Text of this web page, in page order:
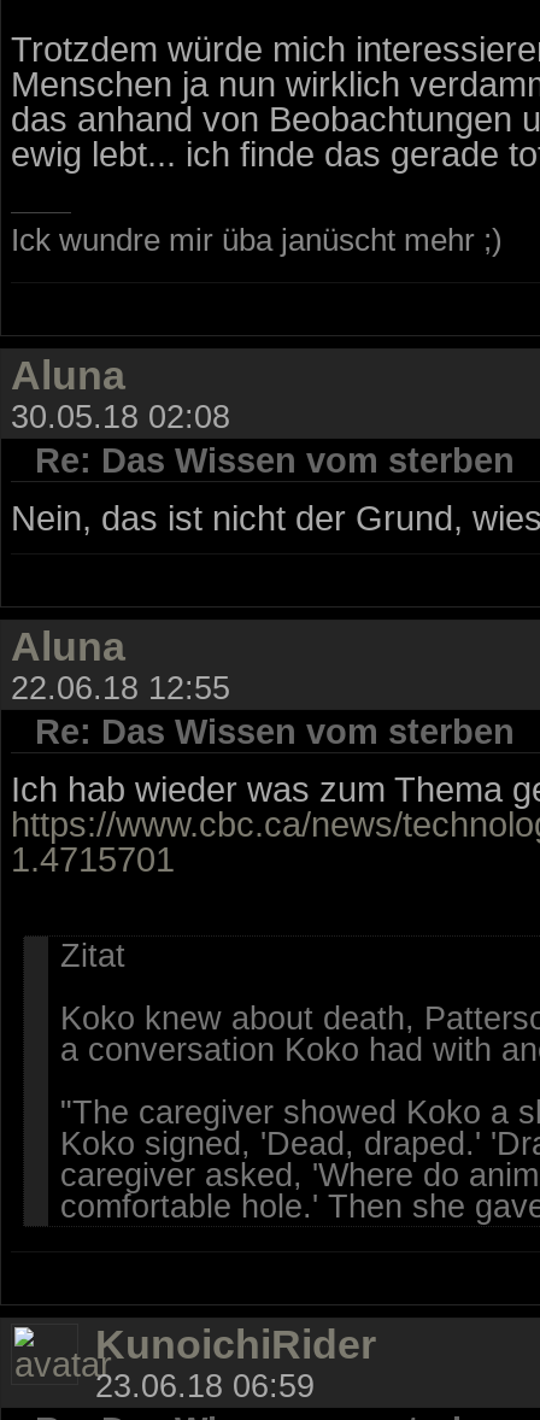
Trotzdem würde mich
Menschen ja nun wirklich
das anhand von Beobachtungen
ewig lebt... ich finde das gerade
Ick wundre mir üba janüscht mehr ;)
Aluna
30.05.18 02:08
Re: Das Wissen vom sterben
Nein, das ist nicht der Grund,
Aluna
22.06.18 12:55
Re: Das Wissen vom sterben
Ich hab wieder was zum Thema
https://www.cbc.ca/news/
1.4715701
Zitat
Koko knew about death,
a conversation Koko had with
"The caregiver showed Koko a
Koko signed, 'Dead, draped.'
caregiver asked, 'Where do
comfortable hole.' Then she
KunoichiRider
23.06.18 06:59